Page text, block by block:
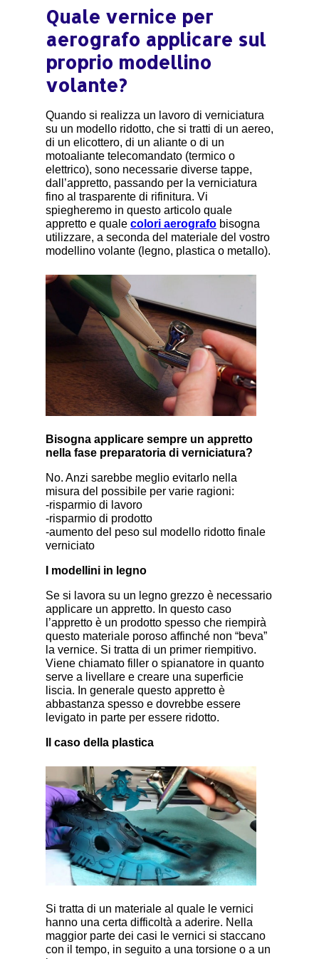
Quale vernice per
aerografo applicare sul
proprio modellino
volante?
Quando si realizza un lavoro di verniciatura
su un modello ridotto, che si tratti di un aereo,
di un elicottero, di un aliante o di un
motoaliante telecomandato (termico o
elettrico), sono necessarie diverse tappe,
dall’appretto, passando per la verniciatura
fino al trasparente di rifinitura. Vi
spiegheremo in questo articolo quale
appretto e quale colori aerografo bisogna
utilizzare, a seconda del materiale del vostro
modellino volante (legno, plastica o metallo).
Bisogna applicare sempre un appretto
nella fase preparatoria di verniciatura?
No. Anzi sarebbe meglio evitarlo nella
misura del possibile per varie ragioni:
-risparmio di lavoro
-risparmio di prodotto
-aumento del peso sul modello ridotto finale
verniciato
I modellini in legno
Se si lavora su un legno grezzo è necessario
applicare un appretto. In questo caso
l’appretto è un prodotto spesso che riempirà
questo materiale poroso affinché non “beva”
la vernice. Si tratta di un primer riempitivo.
Viene chiamato filler o spianatore in quanto
serve a livellare e creare una superficie
liscia. In generale questo appretto è
abbastanza spesso e dovrebbe essere
levigato in parte per essere ridotto.
Il caso della plastica
Si tratta di un materiale al quale le vernici
hanno una certa difficoltà a aderire. Nella
maggior parte dei casi le vernici si staccano
con il tempo, in seguito a una torsione o a un